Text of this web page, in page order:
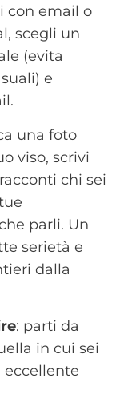
con email o
scegli un
(evita
e
una foto
viso, scrivi
chi sei
parli. Un
serietà e
dalla
: parti da
in cui sei
eccellente